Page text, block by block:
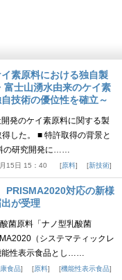
素原料における独自製
士山湧水由来のケイ素
技術の優位性を確立～
発のケイ素原料に関する製
した。 ■ 特許取得の背景と
の研究開発に……
15日 15：40 原料 新技術
PRISMA2020対応の新様
が受理
菌原料「ナノ型乳酸菌
（システマティックレ
能性表示食品とし……
食品 原料 機能性表示食品